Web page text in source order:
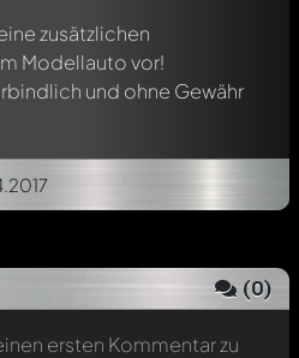
zusätzlichen
Modellauto vor!
und ohne Gewähr
(0)
ersten Kommentar zu